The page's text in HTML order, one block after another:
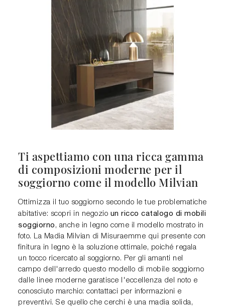
Ti aspettiamo con una ricca gamma
di composizioni moderne per il
soggiorno come il modello Milvian
Ottimizza il tuo soggiorno secondo le tue problematiche
abitative: scopri in negozio un ricco catalogo di mobili
soggiorno , anche in legno come il modello mostrato in
foto. La Madia Milvian di Misuraemme qui presente con
finitura in legno è la soluzione ottimale, poiché regala
un tocco ricercato al soggiorno. Per gli amanti nel
campo dell'arredo questo modello di mobile soggiorno
dalle linee moderne garatisce l'eccellenza del noto e
conosciuto marchio: contattaci per informazioni e
preventivi. Se quello che cerchi è una madia solida,